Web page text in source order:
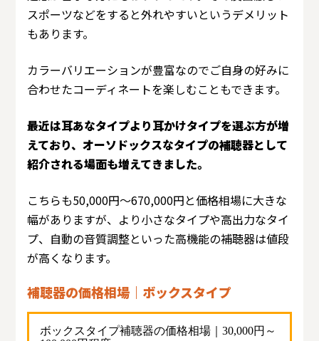
スポーツなどをすると外れやすいというデメリット
もあります。
カラーバリエーションが豊富なのでご自身の好みに
合わせたコーディネートを楽しむこともできます。
最近は耳あなタイプより耳かけタイプを選ぶ方が増
えており、オーソドックスなタイプの補聴器として
紹介される場面も増えてきました。
こちらも50,000円～670,000円と価格相場に大きな
幅がありますが、より小さなタイプや高出力なタイ
プ、自動の音質調整といった高機能の補聴器は値段
が高くなります。
補聴器の価格相場｜ ボックスタイプ
ボックスタイプ補聴器の価格相場｜30,000円～